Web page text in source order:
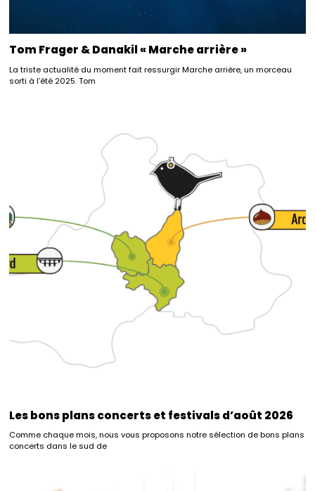
Tom Frager & Danakil « Marche arrière »
La triste actualité du moment fait ressurgir Marche arrière, un morceau
sorti à l’été 2025. Tom
Les bons plans concerts et festivals d’août 2026
Comme chaque mois, nous vous proposons notre sélection de bons plans
concerts dans le sud de